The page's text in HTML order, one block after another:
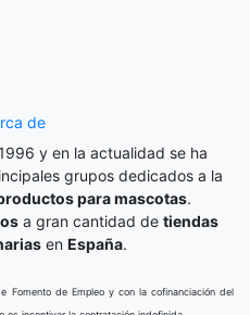
de
y en la actualidad se ha
grupos dedicados a la
para mascotas.
a gran cantidad de tiendas
en España.
Fomento de Empleo y con la cofinanciación del